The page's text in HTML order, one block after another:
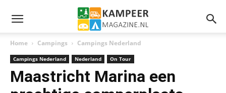
Home Campings Campings Nederland
Campings Nederland Nederland On Tour
Maastricht Marina een